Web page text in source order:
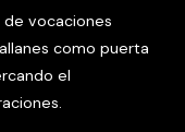
de vocaciones
como puerta
el